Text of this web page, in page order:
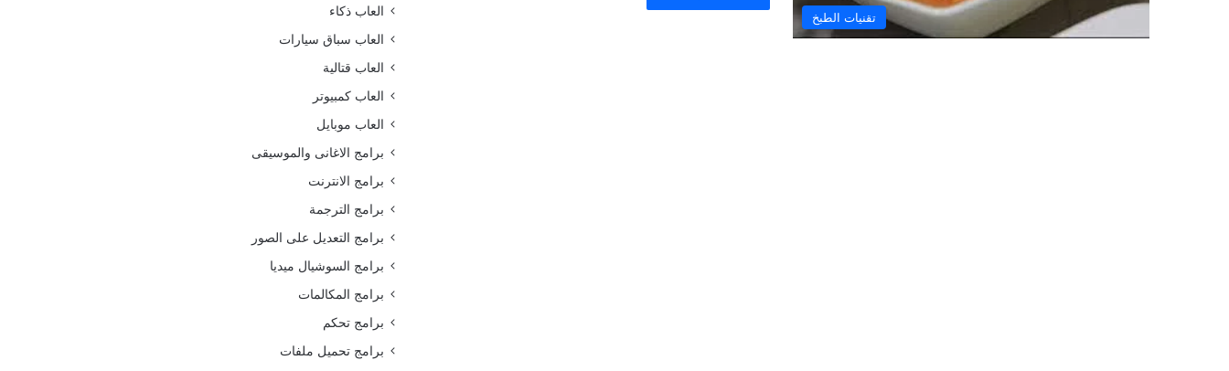
تقنيات الطبخ
العاب ذكاء
العاب سباق سيارات
العاب قتالية
العاب كمبيوتر
العاب موبايل
برامج الاغانى والموسيقى
برامج الانترنت
برامج الترجمة
برامج التعديل على الصور
برامج السوشيال ميديا
برامج المكالمات
برامج تحكم
برامج تحميل ملفات